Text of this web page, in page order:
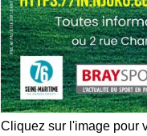
Cliquez sur l'image pour